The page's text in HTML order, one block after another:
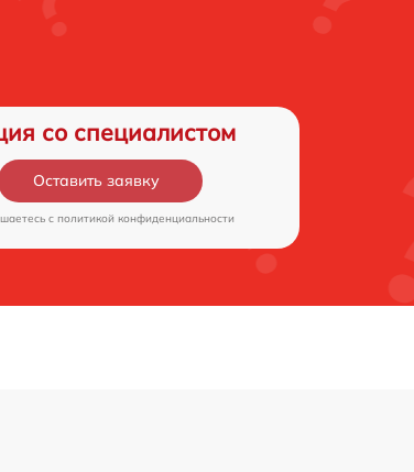
со специалистом
Оставить заявку
c политикой конфиденциальности